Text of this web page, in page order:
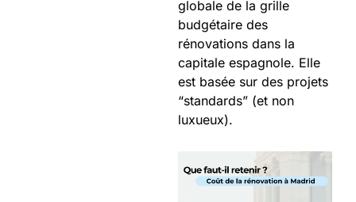
globale de la grille
budgétaire des
rénovations dans la
capitale espagnole. Elle
est basée sur des projets
“standards” (et non
luxueux).